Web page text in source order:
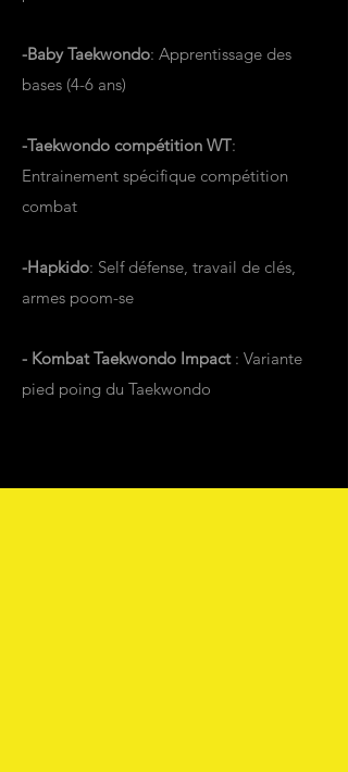
-Baby Taekwondo: Apprentissage des
bases (4-6 ans)
-Taekwondo compétition WT:
Entrainement spécifique compétition
combat
-Hapkido: Self défense, travail de clés,
armes poom-se
- Kombat Taekwondo Impact : Variante
pied poing du Taekwondo